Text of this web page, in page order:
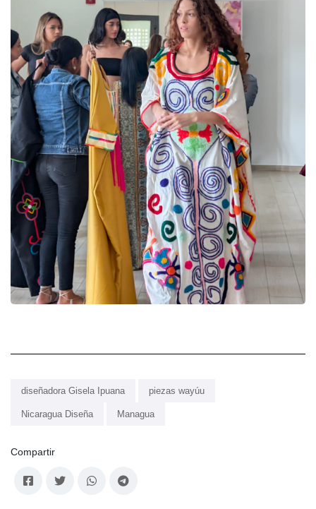
diseñadora Gisela Ipuana piezas wayúu
Nicaragua Diseña Managua
Compartir